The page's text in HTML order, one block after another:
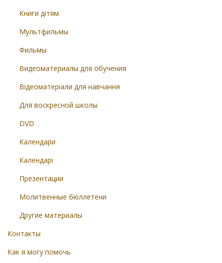
Книги дітям
Мультфильмы
Фильмы
Видеоматериалы для обучения
Відеоматеріали для навчання
Для воскресной школы
DVD
Календари
Календарі
Презентации
Молитвенные бюллетени
Другие материалы
Контакты
Как я могу помочь